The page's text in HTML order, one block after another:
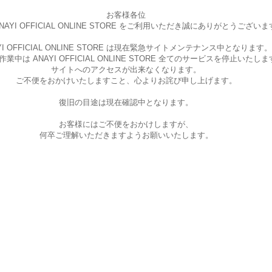
お客様各位
OFFICIAL ONLINE STORE をご利用いただき誠にありがとうございま
OFFICIAL ONLINE STORE は現在緊急サイトメンテナンス中となります。
業中は ANAYI OFFICIAL ONLINE STORE 全てのサービスを停止いたしま
サイトへのアクセスが出来なくなります。
ご不便をおかけいたしますこと、 心よりお詫び申し上げます。
復旧の目途は現在確認中となります。
お客様にはご不便をおかけしますが、
何卒ご理解いただきますようお願いいたします。